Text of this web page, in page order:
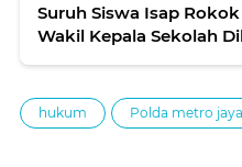
Suruh Siswa Isap
Wakil Kepala Sekolah
hukum Polda metro jaya